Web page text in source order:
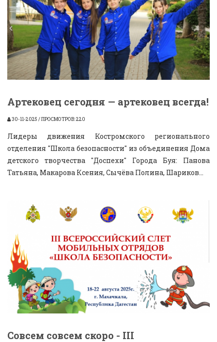
Артековец сегодня — артековец всегда!
30-11-2025 / ПРОСМОТРОВ: 220
Лидеры движения Костромского регионального
отделения "Школа безопасности" из объединения Дома
детского творчества "Доспехи" Города Буя: Панова
Татьяна, Макарова Ксения, Сычёва Полина, Шариков...
Совсем совсем скоро - III